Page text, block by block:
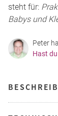
steht für:
Babys und
Peter
Hast